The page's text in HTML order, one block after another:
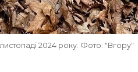
2024 року. Фото: "Вгору"